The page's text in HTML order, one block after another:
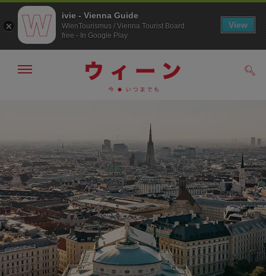
へ
ジ
の
ト
ッ
プ
へ
メ
非
表
示
ivie - Vienna Guide
WienTourismus / Vienna Tourist Board
free - In Google Play
View